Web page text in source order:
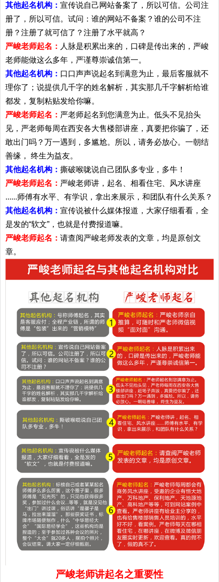
其他起名机构： 宣传说自己网站备案了，所以可信。公司注
册了，所以可信。试问：谁的网站不备案？谁的公司不注
册？注册了就可信了？注册了水平就高？
严峻老师起名： 人脉是积累出来的，口碑是传出来的，严峻
老师能做这么多年，严谨尊崇诚信第一。
其他起名机构： 口口声声说起名到满意为止，最后客服就不
理你了；说提供几千字的姓名解析，其实那几千字解析给谁
都发，复制粘贴发给你嘛。
严峻老师起名： 严老师起名到您满意为止。低头不见抬头
见，严老师每周在西安各大售楼部讲座，真要把你骗了，还
敢出门吗？万一遇到，多尴尬。所以，请务必放心。一朝结
善缘， 终生为益友。
其他起名机构： 撕破喉咙说自己团队多专业，多牛！
严峻老师起名： 严峻老师讲，起名、相看住宅、风水讲座
......师傅有水平、有学识，拿出来展示，和团队有什么关系？
其他起名机构： 宣传说被什么媒体报道，大家仔细看看，全
是发的“软文”，也就是付费报道嘛。
严峻老师起名： 请查阅严峻老师发表的文章，均是原创文
章。
严峻老师讲起名之重要性